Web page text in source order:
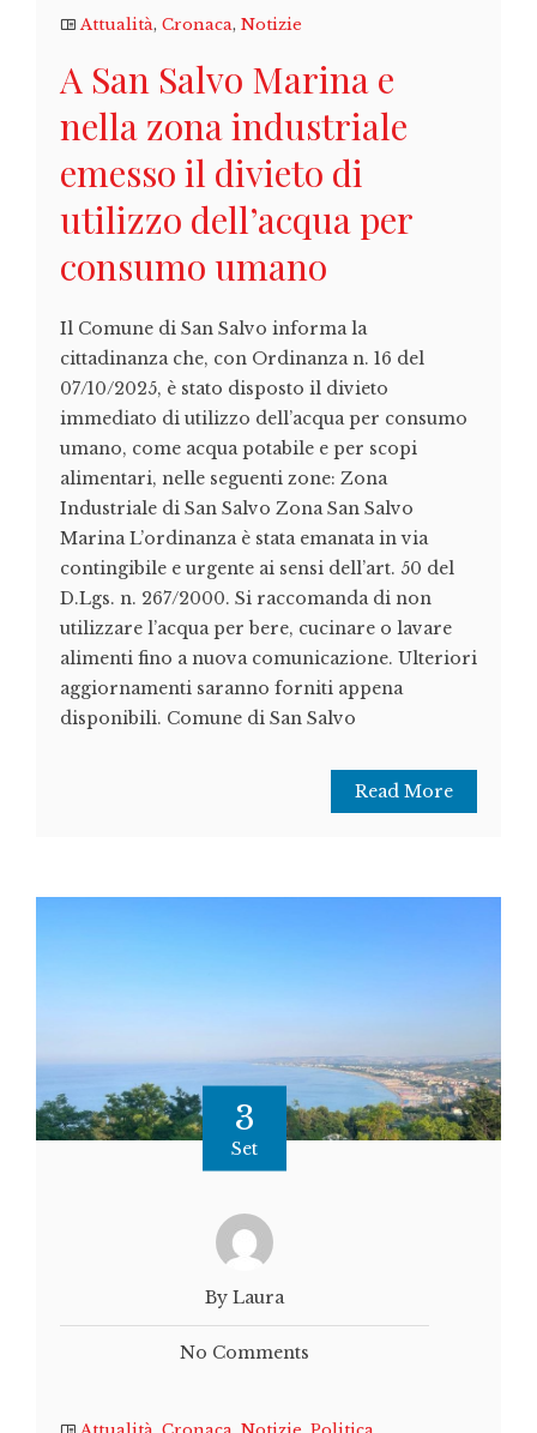
Attualità, Cronaca, Notizie
A San Salvo Marina e
nella zona industriale
emesso il divieto di
utilizzo dell’acqua per
consumo umano
Il Comune di San Salvo informa la
cittadinanza che, con Ordinanza n. 16 del
07/10/2025, è stato disposto il divieto
immediato di utilizzo dell’acqua per consumo
umano, come acqua potabile e per scopi
alimentari, nelle seguenti zone: Zona
Industriale di San Salvo Zona San Salvo
Marina L’ordinanza è stata emanata in via
contingibile e urgente ai sensi dell’art. 50 del
D.Lgs. n. 267/2000. Si raccomanda di non
utilizzare l’acqua per bere, cucinare o lavare
alimenti fino a nuova comunicazione. Ulteriori
aggiornamenti saranno forniti appena
disponibili. Comune di San Salvo
Read More
3
Set
By Laura
No Comments